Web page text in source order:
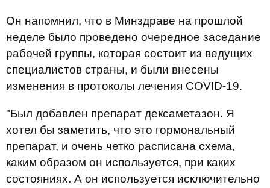
Он напомнил, что в Минздраве на прошлой
неделе было проведено очередное заседание
рабочей группы, которая состоит из ведущих
специалистов страны, и были внесены
изменения в протоколы лечения COVID-19.
"Был добавлен препарат дексаметазон. Я
хотел бы заметить, что это гормональный
препарат, и очень четко расписана схема,
каким образом он используется, при каких
состояниях. А он используется исключительно